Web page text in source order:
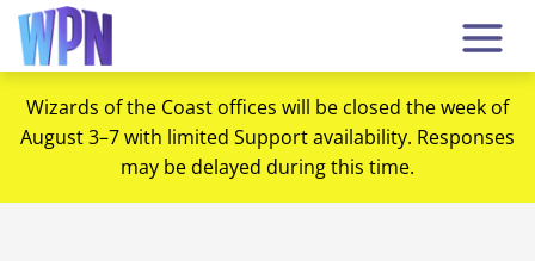
Wizards of the Coast offices will be closed the week of
August 3–7 with limited Support availability. Responses
may be delayed during this time.